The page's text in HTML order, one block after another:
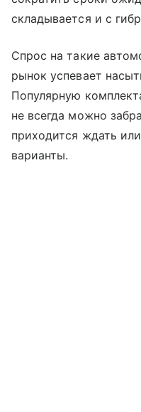
складывается и с
Спрос на такие
рынок успевает
Популярную
не всегда можно
приходится ждать
варианты.